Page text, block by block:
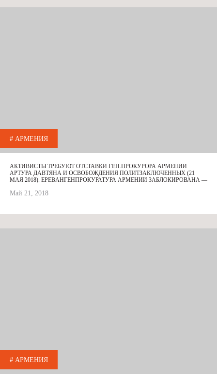
# АРМЕНИЯ
АКТИВИСТЫ ТРЕБУЮТ ОТСТАВКИ ГЕН.ПРОКУРОРА АРМЕНИИ
АРТУРА ДАВТЯНА И ОСВОБОЖДЕНИЯ ПОЛИТЗАКЛЮЧЕННЫХ (21
МАЯ 2018). ЕРЕВAНГЕНПРОКУРАТУРА АРМЕНИИ ЗАБЛОКИРОВАНА —
Май 21, 2018
# АРМЕНИЯ